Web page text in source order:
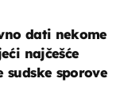
dati nekome
najčešće
sudske sporove